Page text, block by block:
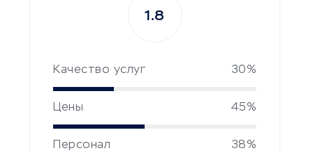
Качество услуг 30%
Цены 45%
Персонал 38%
1.8